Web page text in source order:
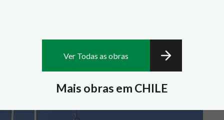
Mais obras em CHILE
Ver Todas as obras